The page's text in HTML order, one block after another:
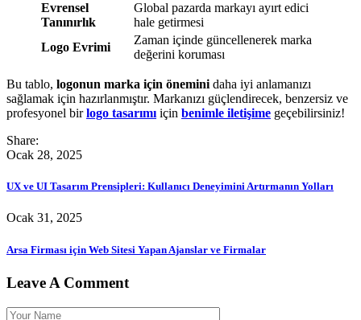
Evrensel
Tanınırlık
Global pazarda markayı ayırt edici
hale getirmesi
Logo Evrimi
Zaman içinde güncellenerek marka
değerini koruması
Bu tablo, logonun marka için önemini daha iyi anlamanızı
sağlamak için hazırlanmıştır. Markanızı güçlendirecek, benzersiz ve
profesyonel birlogo tasarımı için benimle iletişime geçebilirsiniz!
Share:
Ocak 28, 2025
UX ve UI Tasarım Prensipleri: Kullanıcı Deneyimini Artırmanın Yolları
Ocak 31, 2025
Arsa Firması için Web Sitesi Yapan Ajanslar ve Firmalar
Leave A Comment